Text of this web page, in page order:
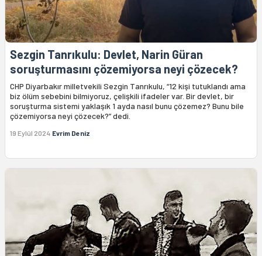
Sezgin Tanrıkulu: Devlet, Narin Güran
soruşturmasını çözemiyorsa neyi çözecek?
CHP Diyarbakır milletvekili Sezgin Tanrıkulu, “12 kişi tutuklandı ama
biz ölüm sebebini bilmiyoruz, çelişkili ifadeler var. Bir devlet, bir
soruşturma sistemi yaklaşık 1 ayda nasıl bunu çözemez? Bunu bile
çözemiyorsa neyi çözecek?” dedi.
19 Eylül 2024 Evrim Deniz